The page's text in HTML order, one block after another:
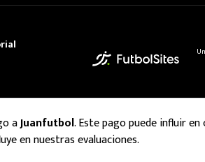
aJuanfutbol. Este pago puede influir
en nuestras evaluaciones.